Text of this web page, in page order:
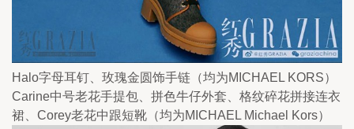
Halo字母耳钉、玫瑰金圆饰手链（均为MICHAEL KORS）
Carine中号老花手提包、拼色牛仔外套、格纹碎花拼接连衣
裙、Corey老花中跟短靴（均为MICHAEL Michael Kors）